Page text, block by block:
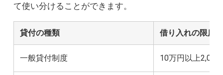
て使い分けることができます。
貸付の種類 借り入れの限度額
一般貸付制度 10万円以上2,000